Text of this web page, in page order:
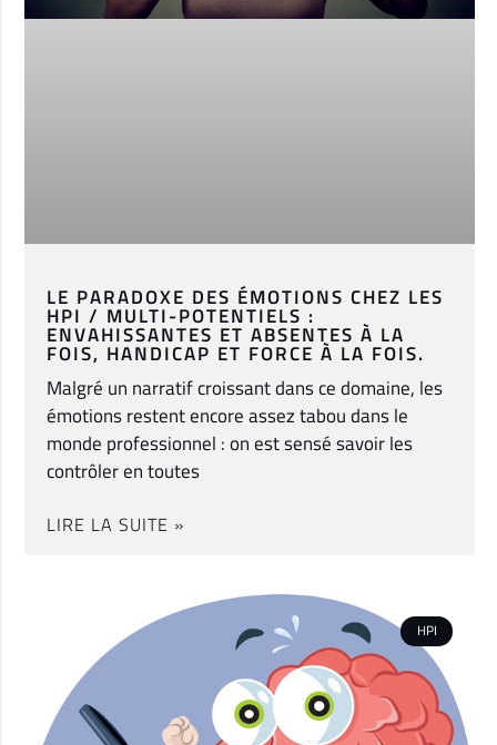
LE PARADOXE DES ÉMOTIONS CHEZ LES
HPI / MULTI-POTENTIELS :
ENVAHISSANTES ET ABSENTES À LA
FOIS, HANDICAP ET FORCE À LA FOIS.
Malgré un narratif croissant dans ce domaine, les
émotions restent encore assez tabou dans le
monde professionnel : on est sensé savoir les
contrôler en toutes
LIRE LA SUITE »
HPI